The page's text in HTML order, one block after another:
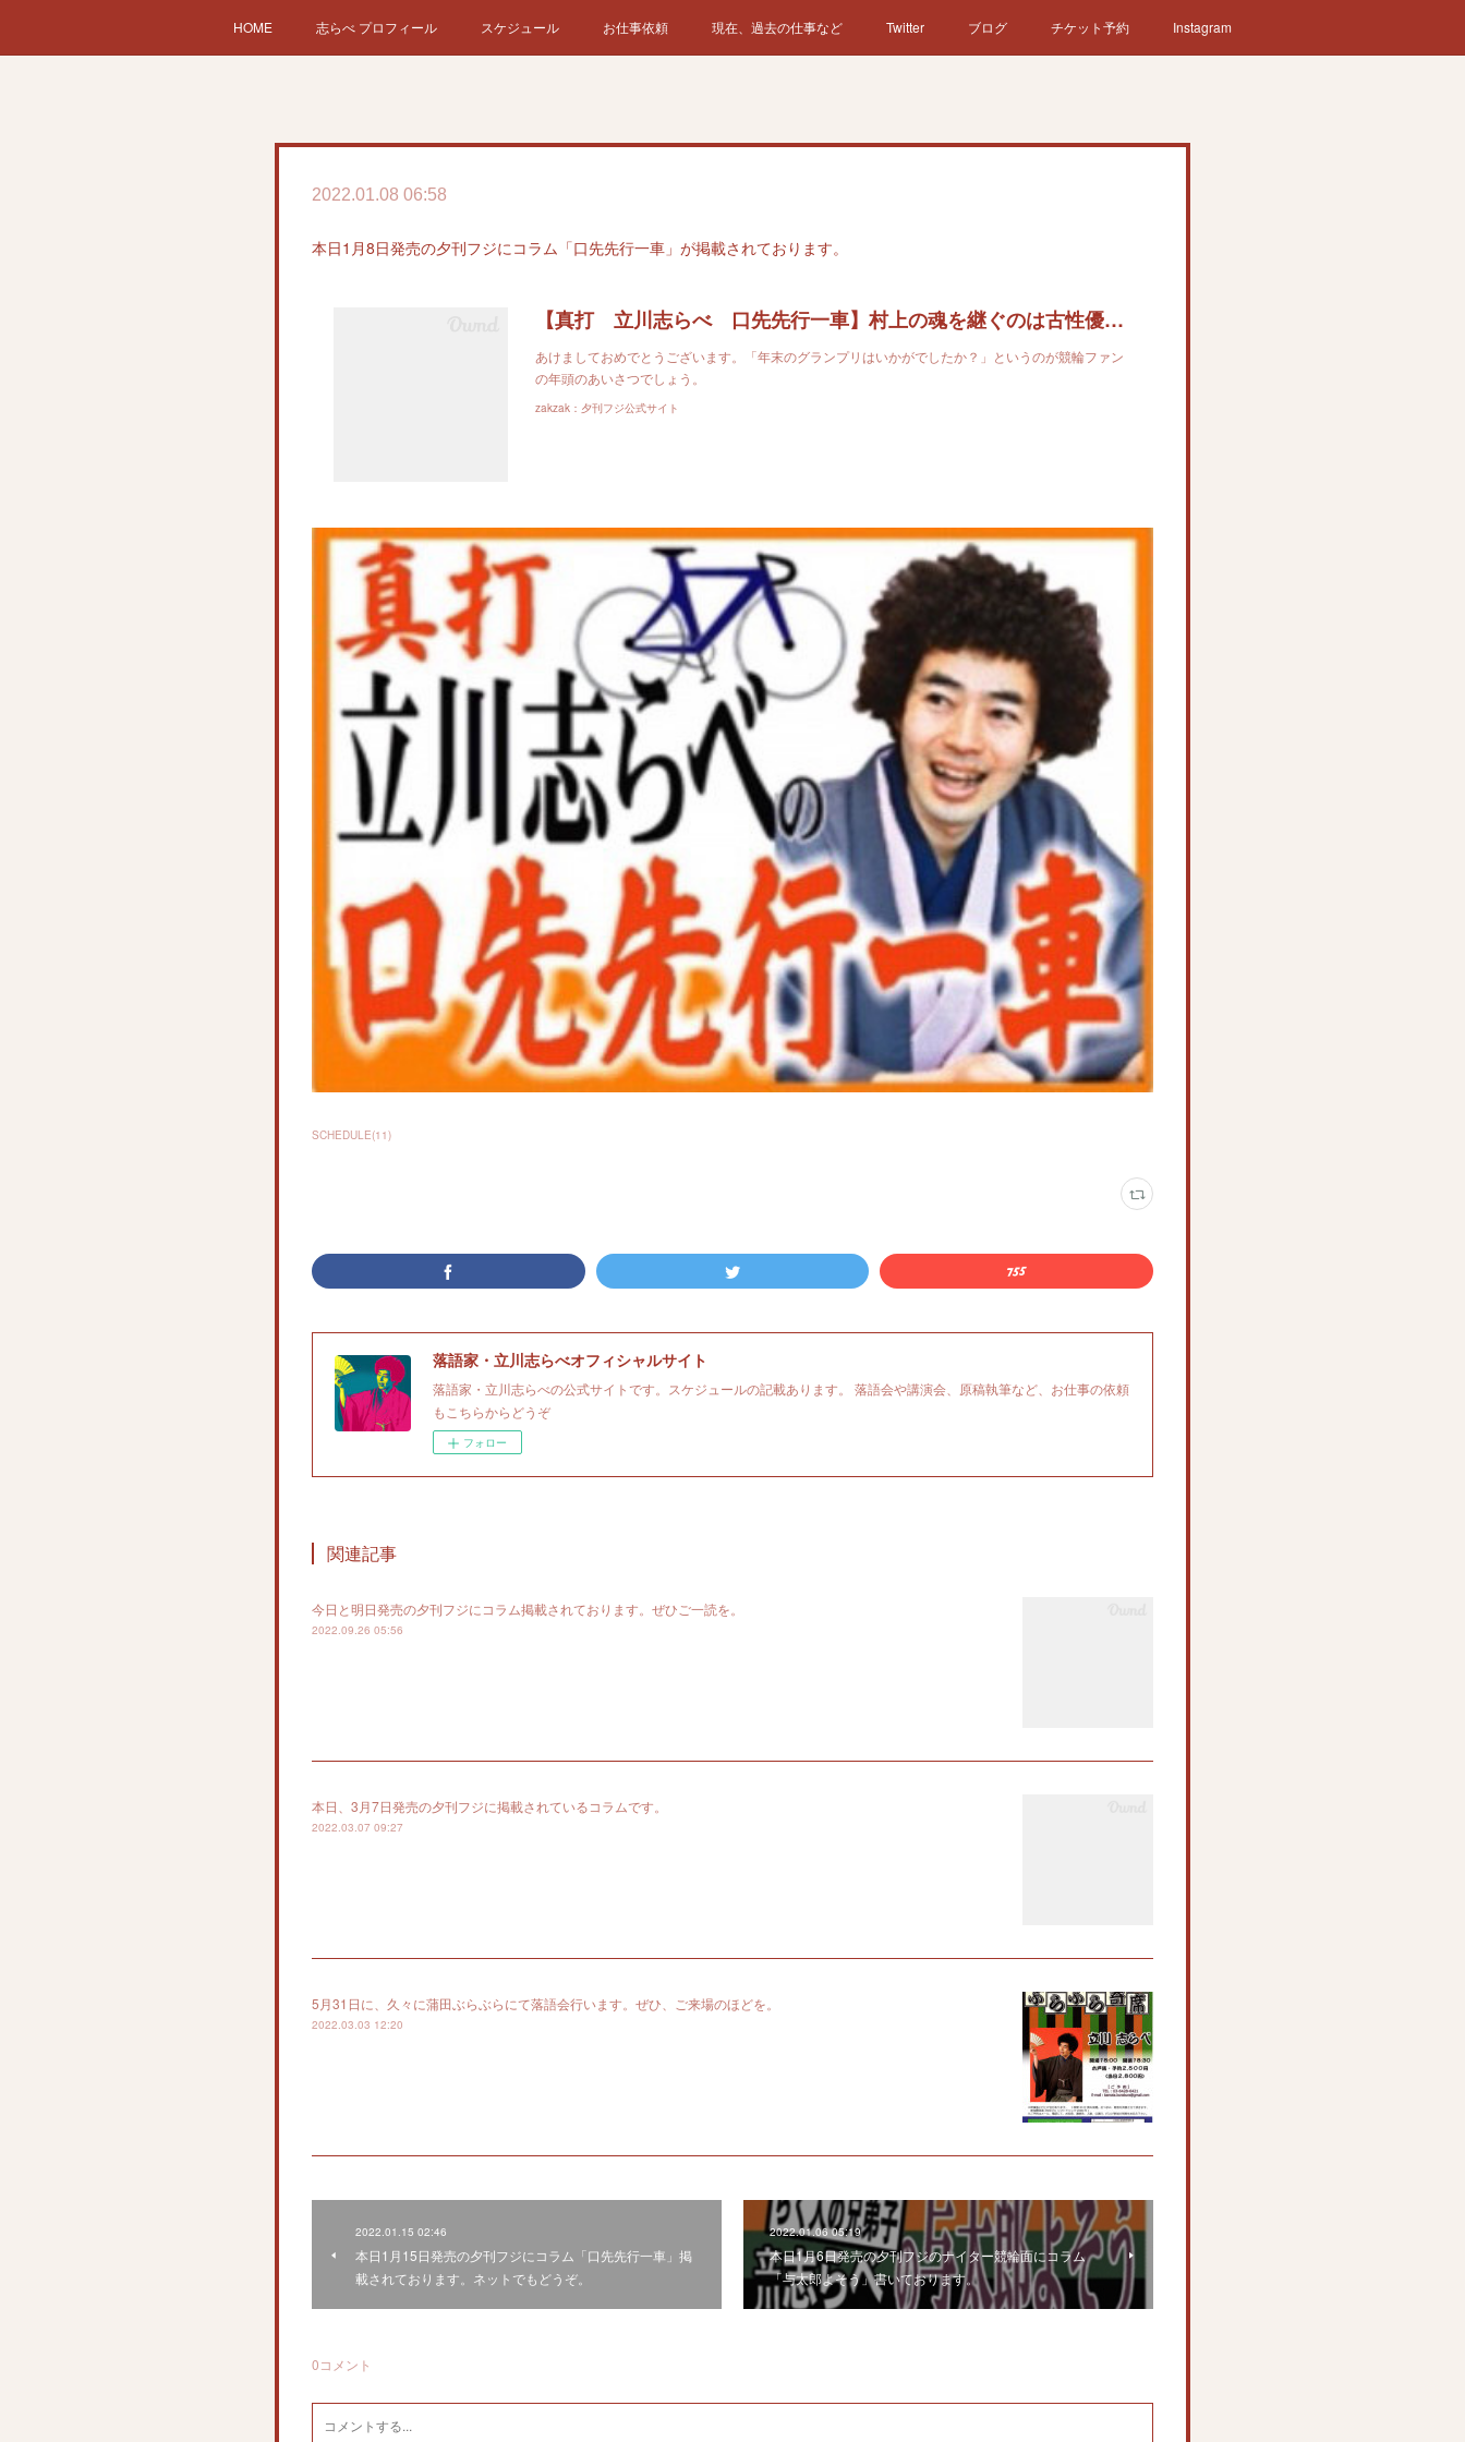
HOME 志らべ プロフィール スケジュール お仕事依頼 現在、過去の仕事など Twitter ブログ チケット予約 Instagram
2022.01.08 06:58
本日1月8日発売の夕刊フジにコラム「口先先行一車」が掲載されております。
【真打 立川志らべ 口先先行一車】村上の魂を継ぐのは古性優作だ！
あけましておめでとうございます。「年末のグランプリはいかがでしたか？」というのが競輪ファン
の年頭のあいさつでしょう。
zakzak：夕刊フジ公式サイト
SCHEDULE(11)
落語家・立川志らべオフィシャルサイト
落語家・立川志らべの公式サイトです。スケジュールの記載あります。 落語会や講演会、原稿執筆など、お仕事の依頼
もこちらからどうぞ
フォロー
関連記事
今日と明日発売の夕刊フジにコラム掲載されております。ぜひご一読を。
2022.09.26 05:56
本日、3月7日発売の夕刊フジに掲載されているコラムです。
2022.03.07 09:27
5月31日に、久々に蒲田ぶらぶらにて落語会行います。ぜひ、ご来場のほどを。
2022.03.03 12:20
2022.01.15 02:46
本日1月15日発売の夕刊フジにコラム「口先先行一車」掲
載されております。ネットでもどうぞ。
2022.01.06 05:19
本日1月6日発売の夕刊フジのナイター競輪面にコラム
「与太郎よそう」書いております。
0コメント